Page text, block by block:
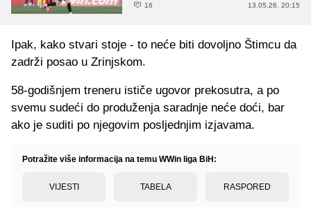
16 13.05.26. 20:15
Ipak, kako stvari stoje - to neće biti dovoljno Štimcu da
zadrži posao u Zrinjskom.
58-godišnjem treneru ističe ugovor prekosutra, a po
svemu sudeći do produženja saradnje neće doći, bar
ako je suditi po njegovim posljednjim izjavama.
Potražite više informacija na temu WWin liga BiH:
VIJESTI TABELA RASPORED